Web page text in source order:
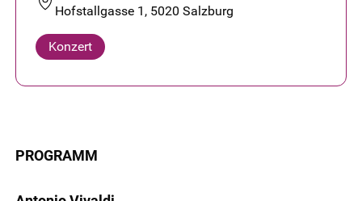
Hofstallgasse 1, 5020 Salzburg
Konzert
PROGRAMM